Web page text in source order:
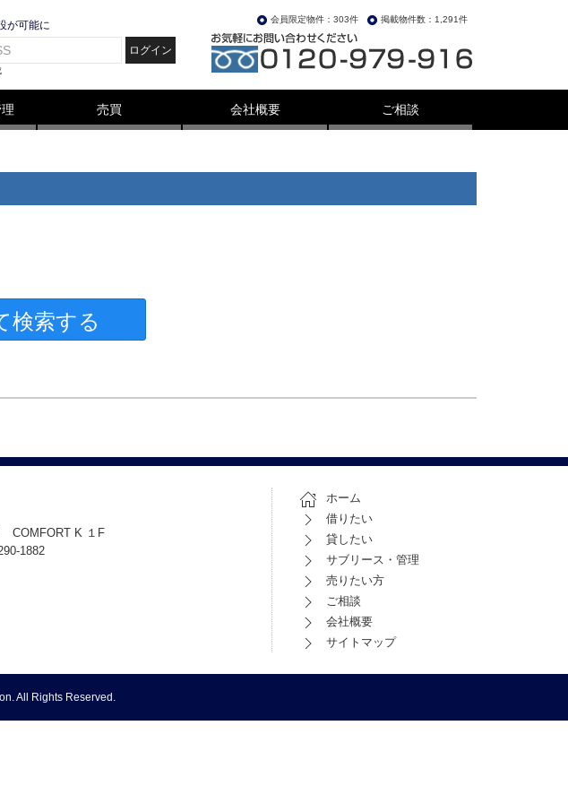
が可能に
ログイン
掲載物件数：1,291件
会員限定物件：303件
売買 会社概要 ご相談
検索する
COMFORT K １F
1882
ホーム
借りたい
貸したい
サブリース・管理
売りたい方
ご相談
会社概要
サイトマップ
All Rights Reserved.